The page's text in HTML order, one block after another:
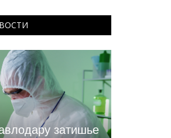
затишье